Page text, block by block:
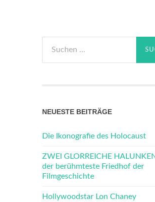
nach:
NEUESTE BEITRÄGE
Die Ikonografie des Holocaust
ZWEI GLORREICHE
der berühmteste Friedhof der
Filmgeschichte
Hollywoodstar Lon Chaney